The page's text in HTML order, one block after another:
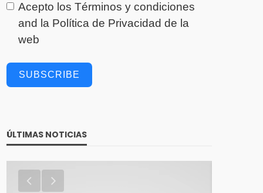
Acepto los Términos y condiciones
and la Política de Privacidad de la
web
SUBSCRIBE
ÚLTIMAS NOTICIAS